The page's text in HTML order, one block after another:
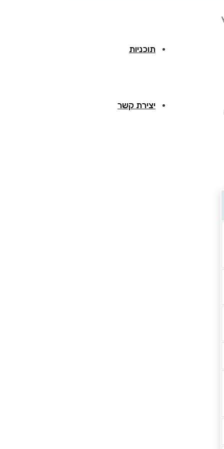
תוכניות
יצירת קשר